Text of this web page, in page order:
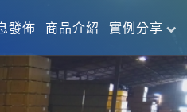
發佈 商品介紹 實例分享